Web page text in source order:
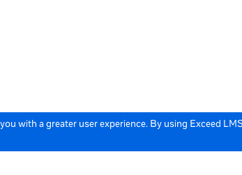
with a greater user experience. By using Exceed